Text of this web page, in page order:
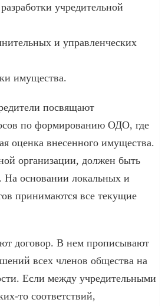
учредительной
и управленческих
имущества.
посвящают
по формированию ОДО, где
оценка внесенного имущества.
организации, должен быть
На основании локальных и
принимаются все текущие
договор. В нем прописывают
всех членов общества на
Если между учредительными
то соответствий,